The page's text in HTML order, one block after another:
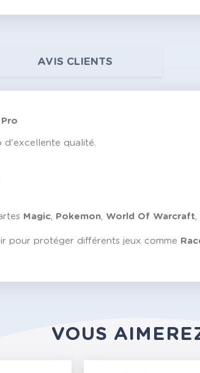
AVIS CLIENTS
d'excellente qualité.
Magic, Pokemon, World Of Warcraft,
pour protéger différents jeux comme
VOUS